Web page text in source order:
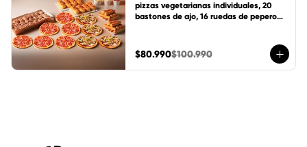
pizzas vegetarianas individuales, 20
bastones de ajo, 16 ruedas de peperoni,
pote mantequilla de ajo.
$80.990$100.990